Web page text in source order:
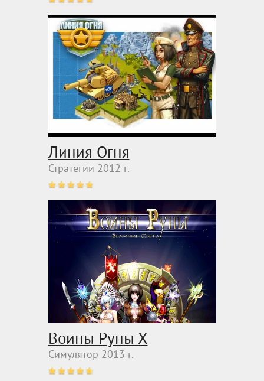
Линия Огня
Стратегии 2012 г.
Воины Руны Х
Симулятор 2013 г.